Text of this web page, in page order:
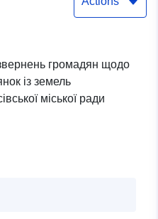
звернень громадян щодо
із земель
міської ради